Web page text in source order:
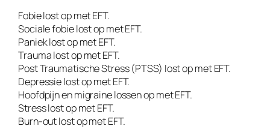
Fobie lost op met EFT.
Sociale fobie lost op met EFT.
Paniek lost op met EFT.
Trauma lost op met EFT.
Post Traumatische Stress (PTSS) lost op met EFT.
Depressie lost op met EFT.
Hoofdpijn en migraine lossen op met EFT.
Stress lost op met EFT.
Burn-out lost op met EFT.